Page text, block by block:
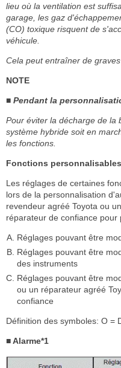
lieu où la ventilation est
garage, les gaz
(CO) toxique risquent de
véhicule.
Cela peut entraîner de
NOTE
■ Pendant la
Pour éviter la décharge de la
système hybride soit en
les fonctions.
Fonctions personnalisables
Les réglages de certaines
lors de la personnalisation
revendeur agréé Toyota ou
réparateur de confiance pour
Réglages pouvant être
Réglages pouvant être
des instruments
Réglages pouvant être
ou un réparateur agréé
confiance
Définition des symboles: O =
■ Alarme*1